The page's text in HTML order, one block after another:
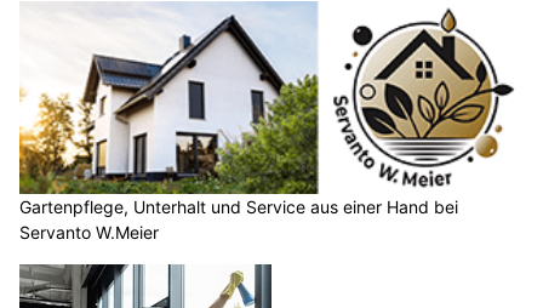
Gartenpflege, Unterhalt und Service aus einer Hand bei
Servanto W.Meier